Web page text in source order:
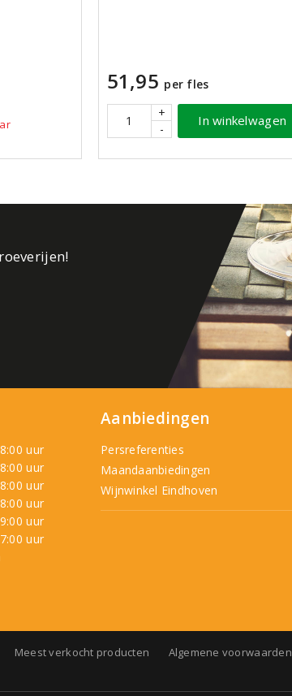
51,95 per fles
+
-
In winkelwagen
uur
uur
uur
uur
uur
uur
Aanbiedingen
Persreferenties
Maandaanbiedingen
Wijnwinkel Eindhoven
Meest verkocht producten Algemene voorwaarden